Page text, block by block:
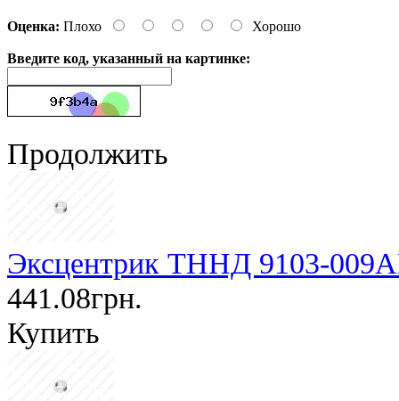
Оценка: Плохо Хорошо
Введите код, указанный на картинке:
Продолжить
Эксцентрик ТННД 9103-
441.08грн.
Купить